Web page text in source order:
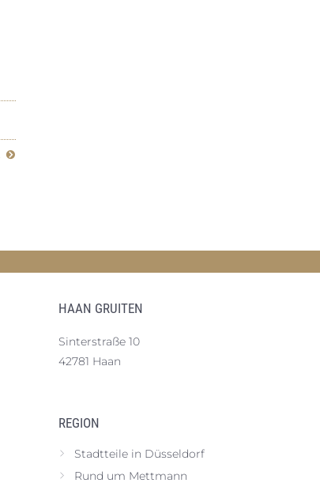
HAAN GRUITEN
Sinterstraße 10
42781 Haan
REGION
Stadtteile in Düsseldorf
Rund um Mettmann